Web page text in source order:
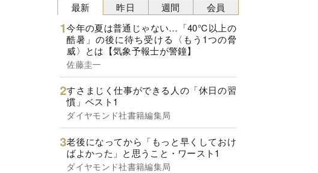
最新
今年の夏は普通じゃない…「40℃以上の
酷暑」の後に待ち受ける〈もう1つの脅
威〉とは【気象予報士が警鐘】
佐藤圭一
すさまじく仕事ができる人の「休日の習
慣」ベスト1
ダイヤモンド社書籍編集局
老後になってから「もっと早くしておけ
ばよかった」と思うこと・ワースト1
ダイヤモンド社書籍編集局
昨日 週間 会員